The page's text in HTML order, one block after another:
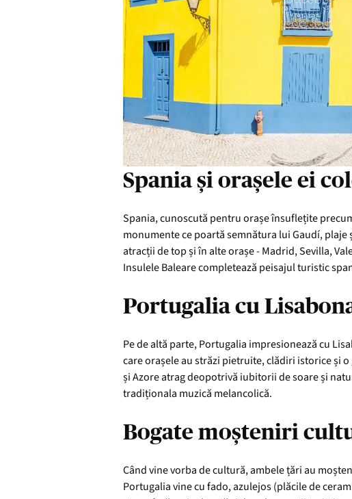
Spania și orașele ei
Spania, cunoscută pentru orașe însuflețite
monumente ce poartă semnătura lui Gaudí,
atracții de top și în alte orașe - Madrid, Sevilla,
Insulele Baleare completează peisajul turistic
Portugalia cu
Pe de altă parte, Portugalia impresionează cu
care orașele au străzi pietruite, clădiri istorice și
și Azore atrag deopotrivă iubitorii de soare și
tradiționala muzică melancolică.
Bogate moșteniri
Când vine vorba de cultură, ambele țări au
Portugalia vine cu fado, azulejos (plăcile de